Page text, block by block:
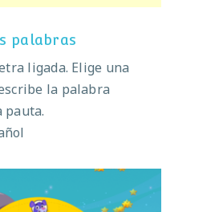
palabras
ligada. Elige una
la palabra
pauta.